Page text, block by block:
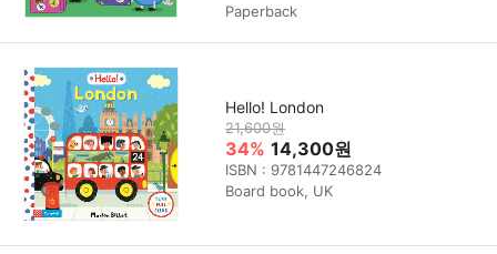
Paperback
Hello! London
21,600원
34% 14,300원
ISBN : 9781447246824
Board book, UK